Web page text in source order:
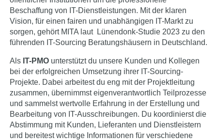
Beschaffung von IT-Dienstleistungen. Mit der klaren
Vision, für einen fairen und unabhängigen IT-Markt zu
sorgen, gehört MITA laut Lünendonk-Studie 2023 zu den
führenden IT-Sourcing Beratungshäusern in Deutschland.
Als IT-PMO unterstützt du unsere Kunden und Kollegen
bei der erfolgreichen Umsetzung ihrer IT-Sourcing-
Projekte. Dabei arbeitest du eng mit der Projektleitung
zusammen, übernimmst eigenverantwortlich Teilprozesse
und sammelst wertvolle Erfahrung in der Erstellung und
Bearbeitung von IT-Ausschreibungen. Du koordinierst die
Abstimmung mit Kunden, Lieferanten und Dienstleistern
und bereitest wichtige Informationen für verschiedene